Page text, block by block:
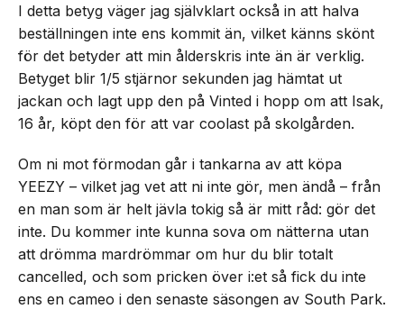
I detta betyg väger jag självklart också in att halva
beställningen inte ens kommit än, vilket känns skönt
för det betyder att min ålderskris inte än är verklig.
Betyget blir 1/5 stjärnor sekunden jag hämtat ut
jackan och lagt upp den på Vinted i hopp om att Isak,
16 år, köpt den för att var coolast på skolgården.
Om ni mot förmodan går i tankarna av att köpa
YEEZY – vilket jag vet att ni inte gör, men ändå – från
en man som är helt jävla tokig så är mitt råd: gör det
inte. Du kommer inte kunna sova om nätterna utan
att drömma mardrömmar om hur du blir totalt
cancelled, och som pricken över i:et så fick du inte
ens en cameo i den senaste säsongen av South Park.